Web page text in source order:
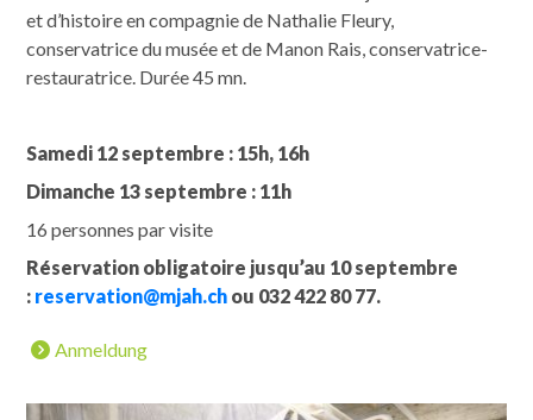
et d’histoire en compagnie de Nathalie Fleury,
conservatrice du musée et de Manon Rais, conservatrice-
restauratrice. Durée 45 mn.
Samedi 12 septembre : 15h, 16h
Dimanche 13 septembre : 11h
16 personnes par visite
Réservation obligatoire jusqu’au 10 septembre
: reservation@mjah.ch ou 032 422 80 77.
Anmeldung